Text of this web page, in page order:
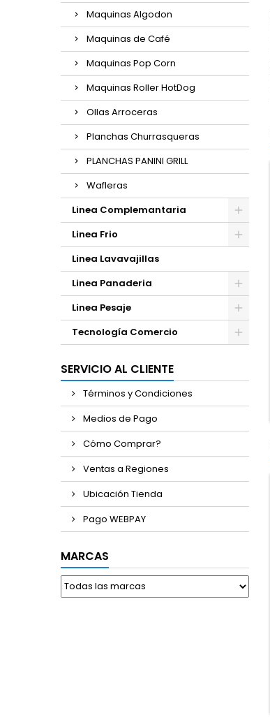
Maquinas Algodon
Maquinas de Café
Maquinas Pop Corn
Maquinas Roller HotDog
Ollas Arroceras
Planchas Churrasqueras
PLANCHAS PANINI GRILL
Wafleras
Linea Complemantaria
Linea Frio
Linea Lavavajillas
Linea Panaderia
Linea Pesaje
Tecnología Comercio
SERVICIO AL CLIENTE
Términos y Condiciones
Medios de Pago
Cómo Comprar?
Ventas a Regiones
Ubicación Tienda
Pago WEBPAY
MARCAS